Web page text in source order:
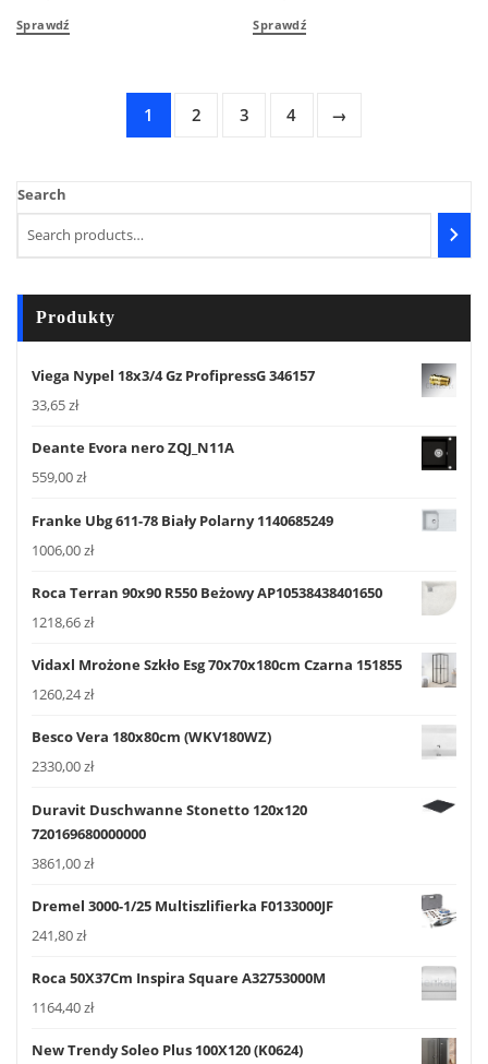
Sprawdź Sprawdź
1 2 3 4 →
Search
Produkty
Viega Nypel 18x3/4 Gz ProfipressG 346157
33,65zł
Deante Evora nero ZQJ_N11A
559,00zł
Franke Ubg 611-78 Biały Polarny 1140685249
1006,00zł
Roca Terran 90x90 R550 Beżowy AP10538438401650
1218,66zł
Vidaxl Mrożone Szkło Esg 70x70x180cm Czarna 151855
1260,24zł
Besco Vera 180x80cm (WKV180WZ)
2330,00zł
Duravit Duschwanne Stonetto 120x120
720169680000000
3861,00zł
Dremel 3000-1/25 Multiszlifierka F0133000JF
241,80zł
Roca 50X37Cm Inspira Square A32753000M
1164,40zł
New Trendy Soleo Plus 100X120 (K0624)